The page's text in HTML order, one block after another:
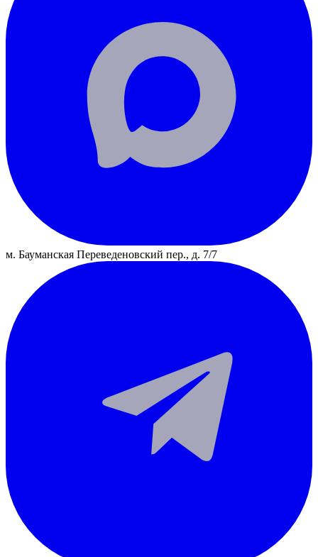
м. Бауманская Переведеновский пер., д. 7/7